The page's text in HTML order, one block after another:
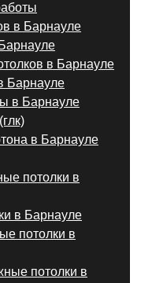
в Барнауле
в Барнауле
Барнауле
в Барнауле
в Барнауле
потолки в
в Барнауле
потолки в
потолки в